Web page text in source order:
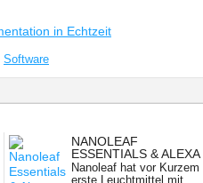
in Echtzeit
Software
NANOLEAF
ESSENTIALS & ALEXA
Nanoleaf hat vor Kurzem
erste Leuchtmittel mit